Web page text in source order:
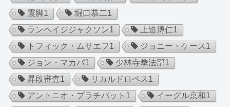
震脚1 堀口恭二1
ランペイジジャクソン1 上迫博仁1
トフィック・ムサエフ1 ジョニー・ケース1
ジョン・マカパ1 少林寺拳法部1
昇段審査1 リカルドロペス1
アントニオ・プラチバット 1 イーグル京和1